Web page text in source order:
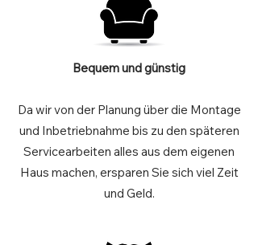
Bequem und günstig
Da wir von der Planung über die Montage
und Inbetriebnahme bis zu den späteren
Servicearbeiten alles aus dem eigenen
Haus machen, ersparen Sie sich viel Zeit
und Geld.